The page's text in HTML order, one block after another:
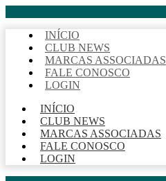
INÍCIO
CLUB NEWS
MARCAS ASSOCIADAS
FALE CONOSCO
LOGIN
INÍCIO
CLUB NEWS
MARCAS ASSOCIADAS
FALE CONOSCO
LOGIN